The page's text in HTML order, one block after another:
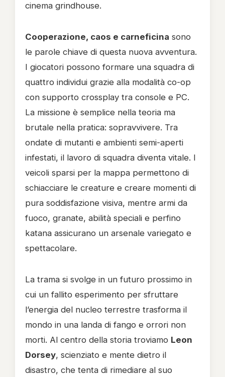
cinema grindhouse.
Cooperazione, caos e carneficina sono
le parole chiave di questa nuova avventura.
I giocatori possono formare una squadra di
quattro individui grazie alla modalità co-op
con supporto crossplay tra console e PC.
La missione è semplice nella teoria ma
brutale nella pratica: sopravvivere. Tra
ondate di mutanti e ambienti semi-aperti
infestati, il lavoro di squadra diventa vitale. I
veicoli sparsi per la mappa permettono di
schiacciare le creature e creare momenti di
pura soddisfazione visiva, mentre armi da
fuoco, granate, abilità speciali e perfino
katana assicurano un arsenale variegato e
spettacolare.
La trama si svolge in un futuro prossimo in
cui un fallito esperimento per sfruttare
l’energia del nucleo terrestre trasforma il
mondo in una landa di fango e orrori non
morti. Al centro della storia troviamo Leon
Dorsey, scienziato e mente dietro il
disastro, che tenta di rimediare al suo